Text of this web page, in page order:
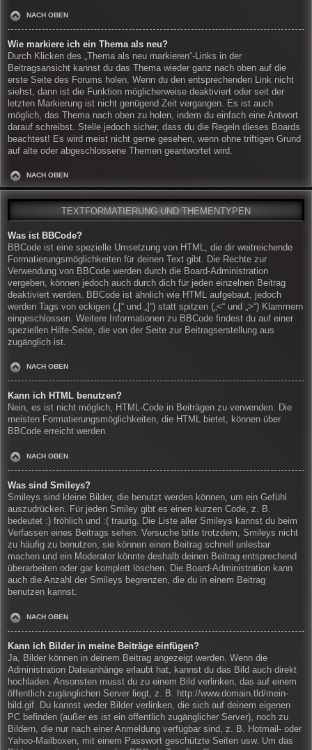
NACH OBEN
Wie markiere ich ein Thema als neu?
Durch Klicken des „Thema als neu markieren“-Links in der
Beitragsansicht kannst du das Thema wieder ganz nach oben auf die
erste Seite des Forums holen. Wenn du den entsprechenden Link nicht
siehst, dann ist die Funktion möglicherweise deaktiviert oder seit der
letzten Markierung ist nicht genügend Zeit vergangen. Es ist auch
möglich, das Thema nach oben zu holen, indem du einfach eine Antwort
darauf schreibst. Stelle jedoch sicher, dass du die Regeln dieses Boards
beachtest! Es wird meist nicht gerne gesehen, wenn ohne triftigen Grund
auf alte oder abgeschlossene Themen geantwortet wird.
NACH OBEN
TEXTFORMATIERUNG UND THEMENTYPEN
Was ist BBCode?
BBCode ist eine spezielle Umsetzung von HTML, die dir weitreichende
Formatierungsmöglichkeiten für deinen Text gibt. Die Rechte zur
Verwendung von BBCode werden durch die Board-Administration
vergeben, können jedoch auch durch dich für jeden einzelnen Beitrag
deaktiviert werden. BBCode ist ähnlich wie HTML aufgebaut, jedoch
werden Tags von eckigen („[“ und „]“) statt spitzen („<“ und „>“) Klammern
eingeschlossen. Weitere Informationen zu BBCode findest du auf einer
speziellen Hilfe-Seite, die von der Seite zur Beitragserstellung aus
zugänglich ist.
NACH OBEN
Kann ich HTML benutzen?
Nein, es ist nicht möglich, HTML-Code in Beiträgen zu verwenden. Die
meisten Formatierungsmöglichkeiten, die HTML bietet, können über
BBCode erreicht werden.
NACH OBEN
Was sind Smileys?
Smileys sind kleine Bilder, die benutzt werden können, um ein Gefühl
auszudrücken. Für jeden Smiley gibt es einen kurzen Code, z. B.
bedeutet :) fröhlich und :( traurig. Die Liste aller Smileys kannst du beim
Verfassen eines Beitrags sehen. Versuche bitte trotzdem, Smileys nicht
zu häufig zu benutzen, sie können einen Beitrag schnell unlesbar
machen und ein Moderator könnte deshalb deinen Beitrag entsprechend
überarbeiten oder gar komplett löschen. Die Board-Administration kann
auch die Anzahl der Smileys begrenzen, die du in einem Beitrag
benutzen kannst.
NACH OBEN
Kann ich Bilder in meine Beiträge einfügen?
Ja, Bilder können in deinem Beitrag angezeigt werden. Wenn die
Administration Dateianhänge erlaubt hat, kannst du das Bild auch direkt
hochladen. Ansonsten musst du zu einem Bild verlinken, das auf einem
öffentlich zugänglichen Server liegt, z. B. http://www.domain.tld/mein-
bild.gif. Du kannst weder Bilder verlinken, die sich auf deinem eigenen
PC befinden (außer es ist ein öffentlich zugänglicher Server), noch zu
Bildern, die nur nach einer Anmeldung verfügbar sind, z. B. Hotmail- oder
Yahoo-Mailboxen, mit einem Passwort geschützte Seiten usw. Um das